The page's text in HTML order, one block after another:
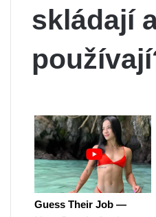
skládají